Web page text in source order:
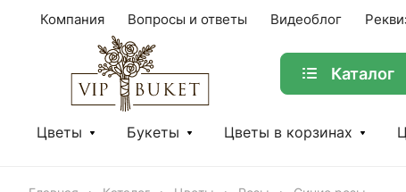
Компания Вопросы и ответы Видеоблог
Каталог
Цветы Букеты Цветы в корзинах